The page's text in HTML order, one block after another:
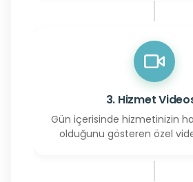
3. Hizmet
Gün içerisinde hizmetinizin
olduğunu gösteren özel